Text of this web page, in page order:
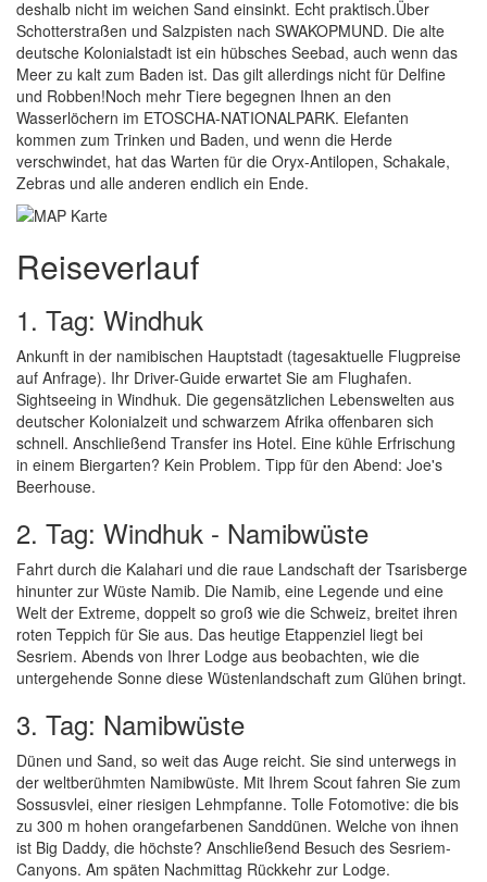
deshalb nicht im weichen Sand einsinkt. Echt praktisch.Über
Schotterstraßen und Salzpisten nach SWAKOPMUND. Die alte
deutsche Kolonialstadt ist ein hübsches Seebad, auch wenn das
Meer zu kalt zum Baden ist. Das gilt allerdings nicht für Delfine
und Robben!Noch mehr Tiere begegnen Ihnen an den
Wasserlöchern im ETOSCHA-NATIONALPARK. Elefanten
kommen zum Trinken und Baden, und wenn die Herde
verschwindet, hat das Warten für die Oryx-Antilopen, Schakale,
Zebras und alle anderen endlich ein Ende.
Reiseverlauf
1. Tag: Windhuk
Ankunft in der namibischen Hauptstadt (tagesaktuelle Flugpreise
auf Anfrage). Ihr Driver-Guide erwartet Sie am Flughafen.
Sightseeing in Windhuk. Die gegensätzlichen Lebenswelten aus
deutscher Kolonialzeit und schwarzem Afrika offenbaren sich
schnell. Anschließend Transfer ins Hotel. Eine kühle Erfrischung
in einem Biergarten? Kein Problem. Tipp für den Abend: Joe's
Beerhouse.
2. Tag: Windhuk - Namibwüste
Fahrt durch die Kalahari und die raue Landschaft der Tsarisberge
hinunter zur Wüste Namib. Die Namib, eine Legende und eine
Welt der Extreme, doppelt so groß wie die Schweiz, breitet ihren
roten Teppich für Sie aus. Das heutige Etappenziel liegt bei
Sesriem. Abends von Ihrer Lodge aus beobachten, wie die
untergehende Sonne diese Wüstenlandschaft zum Glühen bringt.
3. Tag: Namibwüste
Dünen und Sand, so weit das Auge reicht. Sie sind unterwegs in
der weltberühmten Namibwüste. Mit Ihrem Scout fahren Sie zum
Sossusvlei, einer riesigen Lehmpfanne. Tolle Fotomotive: die bis
zu 300 m hohen orangefarbenen Sanddünen. Welche von ihnen
ist Big Daddy, die höchste? Anschließend Besuch des Sesriem-
Canyons. Am späten Nachmittag Rückkehr zur Lodge.